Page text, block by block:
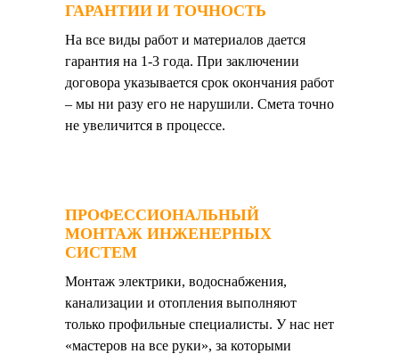
ГАРАНТИИ И ТОЧНОСТЬ
На все виды работ и материалов дается
гарантия на 1-3 года. При заключении
договора указывается срок окончания работ
– мы ни разу его не нарушили. Смета точно
не увеличится в процессе.
ПРОФЕССИОНАЛЬНЫЙ
МОНТАЖ ИНЖЕНЕРНЫХ
СИСТЕМ
Монтаж электрики, водоснабжения,
канализации и отопления выполняют
только профильные специалисты. У нас нет
«мастеров на все руки», за которыми